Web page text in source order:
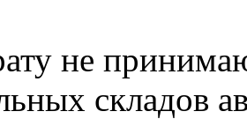
не
складов